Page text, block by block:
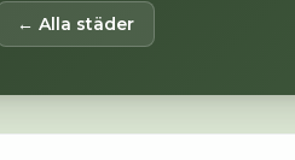
← Alla städer